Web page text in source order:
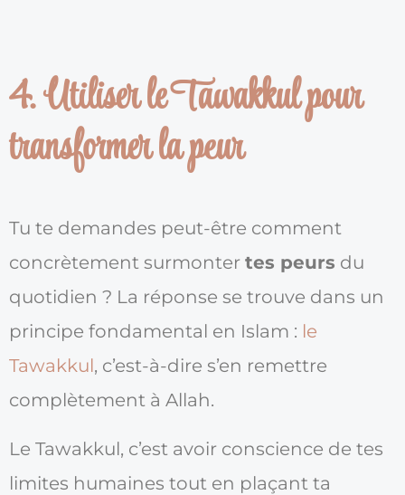
4. Utiliser le Tawakkul pour
transformer la peur
Tu te demandes peut-être comment
concrètement surmonter tes peurs du
quotidien ? La réponse se trouve dans un
principe fondamental en Islam : le
Tawakkul, c’est-à-dire s’en remettre
complètement à Allah.
Le Tawakkul, c’est avoir conscience de tes
limites humaines tout en plaçant ta